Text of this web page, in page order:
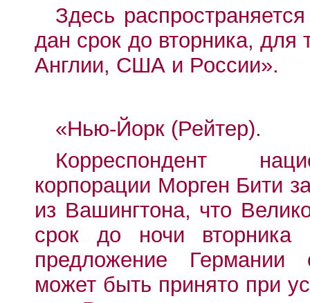
Здесь
дан срок до вторника, для
Англии, США и России».
«Нью-Йорк (Рейтер).
Корреспондент
корпорации Морген Бити
из Вашингтона, что
срок до ночи вторника
предложение Германии
может быть принято при